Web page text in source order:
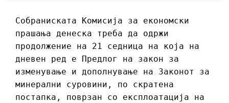
Собраниската Комисија за економски
прашања денеска треба да одржи
продолжение на 21 седница на која на
дневен ред е Предлог на закон за
изменување и дополнување на Законот за
минерални суровини, по скратена
постапка, поврзан со експлоатација на